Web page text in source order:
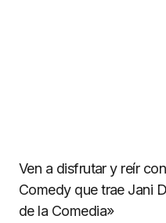
Ven a disfrutar y reír
Comedy que trae Jani
de la Comedia»